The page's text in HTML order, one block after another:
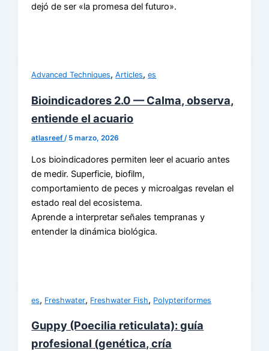
dejó de ser «la promesa del futuro».
Advanced Techniques,Articles,es
Bioindicadores 2.0 — Calma, observa,
entiende el acuario
atlasreef/ 5 marzo, 2026
Los bioindicadores permiten leer el acuario antes
de medir. Superficie, biofilm,
comportamiento de peces y microalgas revelan el
estado real del ecosistema.
Aprende a interpretar señales tempranas y
entender la dinámica biológica.
es, Freshwater, Freshwater Fish, Polypteriformes
Guppy (Poecilia reticulata): guía
profesional (genética, cría